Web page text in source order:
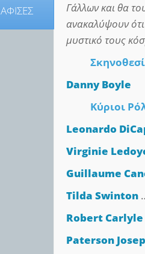
ΑΦΙΣΕΣ
Γάλλων και θα
ανακαλύψουν ότι
μυστικό τους
Danny Boyle
Κύριοι
Leonardo
Virginie
Guillaume
Tilda Swinton
Robert Carlyle
Paterson